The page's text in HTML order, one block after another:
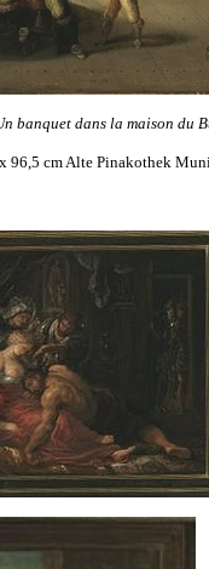
banquet dans la maison du
96,5 cm Alte Pinakothek